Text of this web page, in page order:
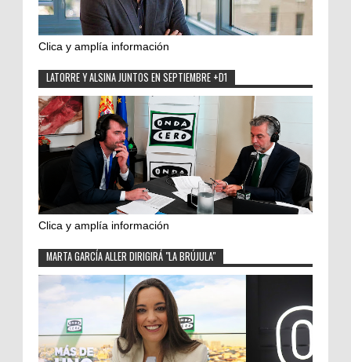
Clica y amplía información
LATORRE Y ALSINA JUNTOS EN SEPTIEMBRE +D1
Clica y amplía información
MARTA GARCÍA ALLER DIRIGIRÁ "LA BRÚJULA"